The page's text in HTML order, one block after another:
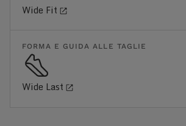
Wide Fit
FORMA E GUIDA ALLE TAGLIE
Wide Last